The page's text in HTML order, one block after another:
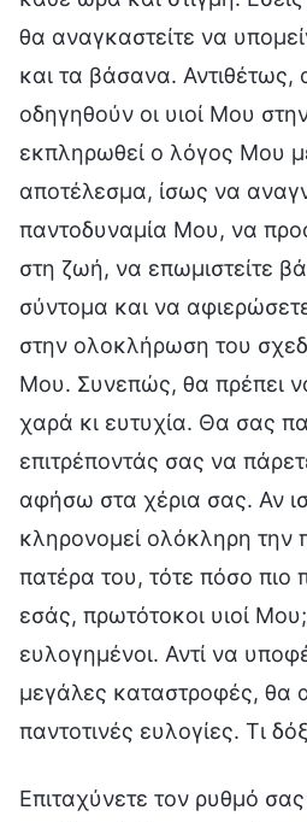
θα αναγκαστείτε να
και τα βάσανα. Αντιθέτως,
οδηγηθούν οι υιοί Μου
εκπληρωθεί ο λόγος Μου
αποτέλεσμα, ίσως να
παντοδυναμία Μου, να
στη ζωή, να επωμιστείτε
σύντομα και να
στην ολοκλήρωση του
Μου. Συνεπώς, θα πρέπει
χαρά κι ευτυχία. Θα σας
επιτρέποντάς σας να
αφήσω στα χέρια σας. Αν
κληρονομεί ολόκληρη την
πατέρα του, τότε πόσο πιο
εσάς, πρωτότοκοι υιοί
ευλογημένοι. Αντί να
μεγάλες καταστροφές, θα
παντοτινές ευλογίες. Τι
Επιταχύνετε τον ρυθμό